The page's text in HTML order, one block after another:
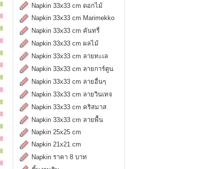
Napkin 33x33 cm ดอกไม้
Napkin 33x33 cm Marimekko
Napkin 33x33 cm คันทรี่
Napkin 33x33 cm ผลไม้
Napkin 33x33 cm ลายทะเล
Napkin 33x33 cm ลายการ์ตูน
Napkin 33x33 cm ลายอื่นๆ
Napkin 33x33 cm ลายวินเทจ
Napkin 33x33 cm คริสมาส
Napkin 33x33 cm ลายพื้น
Napkin 25x25 cm
Napkin 21x21 cm
Napkin ราคา 8 บาท